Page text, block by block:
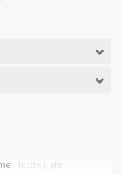
letztes Jahr